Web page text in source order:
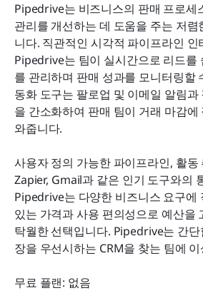
Pipedrive는 비즈니스의 판매 프로세
관리를 개선하는 데 도움을 주는 저렴
니다. 직관적인 시각적 파이프라인
Pipedrive는 팀이 실시간으로 리드를
를 관리하며 판매 성과를 모니터링할
동화 도구는 팔로업 및 이메일 알림과
을 간소화하여 판매 팀이 거래 마감에
와줍니다.
사용자 정의 가능한 파이프라인, 활동
Zapier, Gmail과 같은 인기 도구와의
Pipedrive는 다양한 비즈니스 요구에
있는 가격과 사용 편의성으로 예산을
탁월한 선택입니다. Pipedrive는 간단
장을 우선시하는 CRM을 찾는 팀에
무료 플랜: 없음